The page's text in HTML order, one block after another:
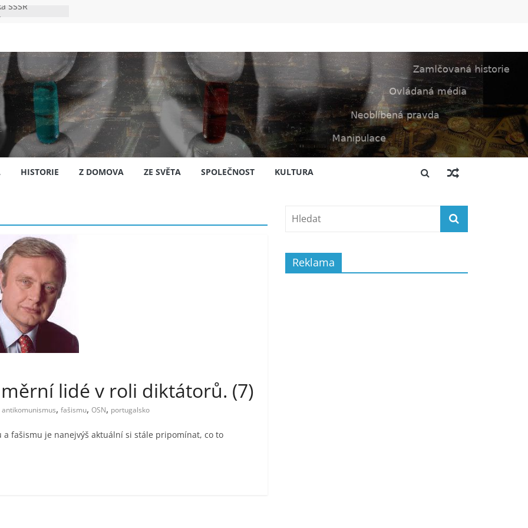
SSSR
HISTORIE Z DOMOVA ZE SVĚTA SPOLEČNOST KULTURA
lidé v roli diktátorů. (7)
antikomunismus, fašismu, OSN, portugalsko
fašismu je nanejvýš aktuální si stále pripomínat, co to
Reklama